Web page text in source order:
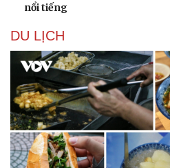
nổi tiếng
DU LỊCH